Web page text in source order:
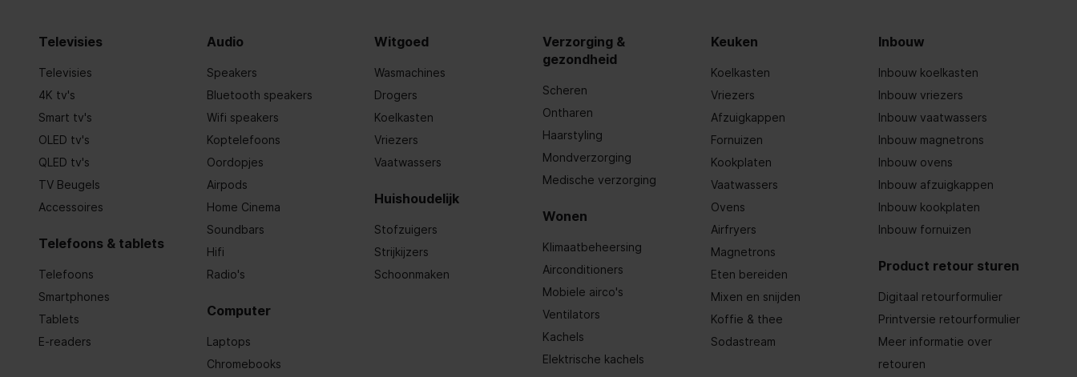
Televisies
Televisies
4K tv's
Smart tv's
OLED tv's
QLED tv's
TV Beugels
Accessoires
Telefoons & tablets
Telefoons
Smartphones
Tablets
E-readers
Audio
Speakers
Bluetooth speakers
Wifi speakers
Koptelefoons
Oordopjes
Airpods
Home Cinema
Soundbars
Hifi
Radio's
Computer
Laptops
Chromebooks
Witgoed
Wasmachines
Drogers
Koelkasten
Vriezers
Vaatwassers
Huishoudelijk
Stofzuigers
Strijkijzers
Schoonmaken
Verzorging &
gezondheid
Scheren
Ontharen
Haarstyling
Mondverzorging
Medische verzorging
Wonen
Klimaatbeheersing
Airconditioners
Mobiele airco's
Ventilators
Kachels
Elektrische kachels
Keuken
Koelkasten
Vriezers
Afzuigkappen
Fornuizen
Kookplaten
Vaatwassers
Ovens
Airfryers
Magnetrons
Eten bereiden
Mixen en snijden
Koffie & thee
Sodastream
Inbouw
Inbouw koelkasten
Inbouw vriezers
Inbouw vaatwassers
Inbouw magnetrons
Inbouw ovens
Inbouw afzuigkappen
Inbouw kookplaten
Inbouw fornuizen
Product retour sturen
Digitaal retourformulier
Printversie retourformulier
Meer informatie over
retouren